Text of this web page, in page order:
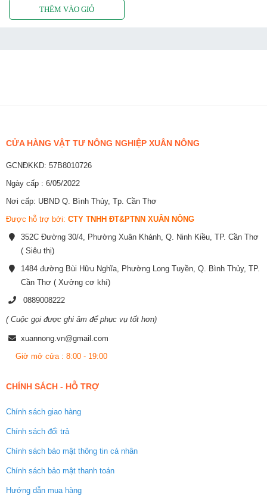
CỬA HÀNG VẬT TƯ NÔNG NGHIỆP XUÂN NÔNG
GCNĐKKD: 57B8010726
Ngày cấp : 6/05/2022
Nơi cấp: UBND Q. Bình Thủy, Tp. Cần Thơ
Được hỗ trợ bởi: CTY TNHH ĐT&PTNN XUÂN NÔNG
352C Đường 30/4, Phường Xuân Khánh, Q. Ninh Kiều, TP. Cần Thơ
( Siêu thị)
1484 đường Bùi Hữu Nghĩa, Phường Long Tuyền, Q. Bình Thủy, TP.
Cần Thơ ( Xưởng cơ khí)
0889008222
( Cuộc gọi được ghi âm để phục vụ tốt hơn)
xuannong.vn@gmail.com
Giờ mở cửa : 8:00 - 19:00
CHÍNH SÁCH - HỖ TRỢ
Chính sách giao hàng
Chính sách đổi trả
Chính sách bảo mật thông tin cá nhân
Chính sách bảo mật thanh toán
Hướng dẫn mua hàng